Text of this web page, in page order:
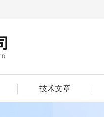
技术文章